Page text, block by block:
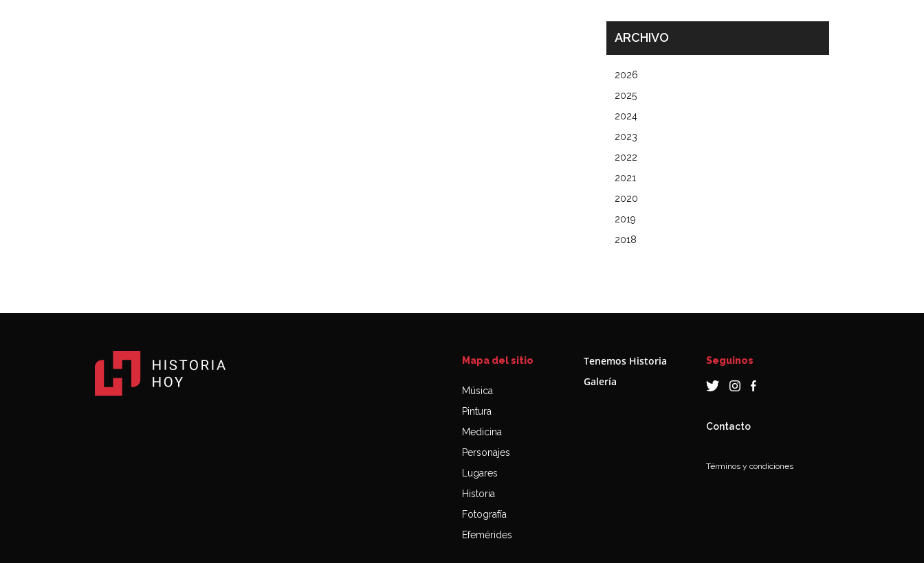
ARCHIVO
2026
2025
2024
2023
2022
2021
2020
2019
2018
Mapa del sitio
Música
Pintura
Medicina
Personajes
Lugares
Historia
Fotografía
Efemérides
Tenemos Historia
Galería
Seguinos
Contacto
Términos y condiciones